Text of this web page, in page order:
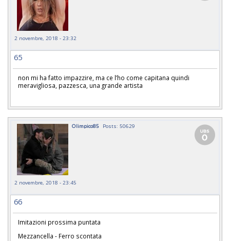
2 novembre, 2018 - 23:32
65
non mi ha fatto impazzire, ma ce l’ho come capitana quindi
meravigliosa, pazzesca, una grande artista
Olimpico85 Posts: 50629
2 novembre, 2018 - 23:45
66
Imitazioni prossima puntata
Mezzancella - Ferro scontata